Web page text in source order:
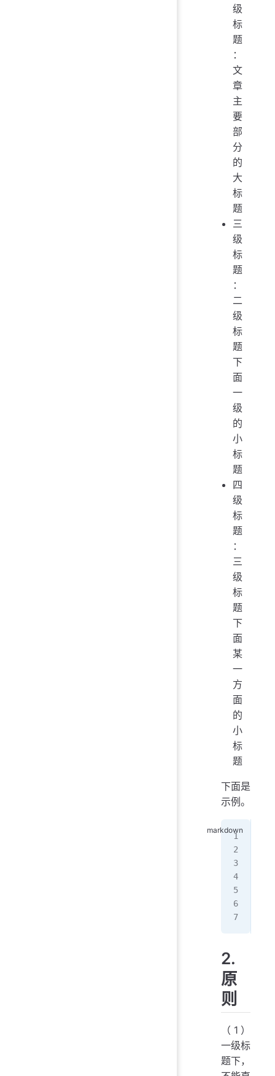
级
标
题
：
文
章
主
要
部
分
的
大
标
题
三
级
标
题
：
二
级
标
题
下
面
一
级
的
小
标
题
四
级
标
题
：
三
级
标
题
下
面
某
一
方
面
的
小
标
题
下面是
示例。
2.
原
则
（1）
一级标
题下，